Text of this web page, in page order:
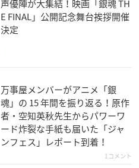
声優陣が大集結！映画「銀魂 TH
E FINAL」公開記念舞台挨拶開催
決定
万事屋メンバーがアニメ「銀
魂」の 15 年間を振り返る！原作
者・空知英秋先生からパワーワ
ード炸裂な手紙も届いた「ジャ
ンフェス」レポート到着！
1コメント